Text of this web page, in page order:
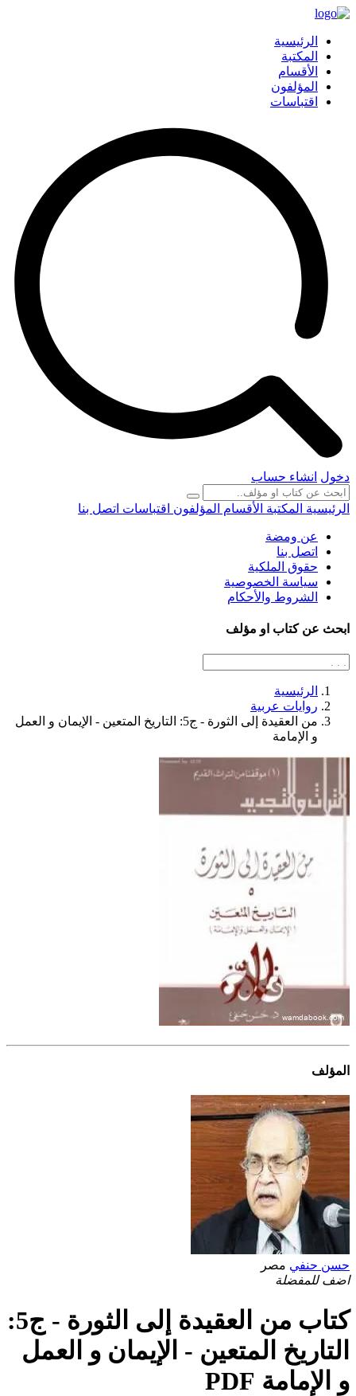
الرئيسية
المكتبة
الأقسام
المؤلفون
اقتباسات
دخول انشاء حساب
الرئيسية المكتبة الأقسام المؤلفون اقتباسات اتصل بنا
عن ومضة
اتصل بنا
حقوق الملكية
سياسة الخصوصية
الشروط والأحكام
ابحث عن كتاب او مؤلف
الرئيسية
روايات عربية
من العقيدة إلى الثورة - ج5: التاريخ المتعين - الإيمان و العمل
و الإمامة
المؤلف
حسن حنفي مصر
اضف للمفضلة
كتاب من العقيدة إلى الثورة - ج5:
التاريخ المتعين - الإيمان و العمل
و الإمامة PDF